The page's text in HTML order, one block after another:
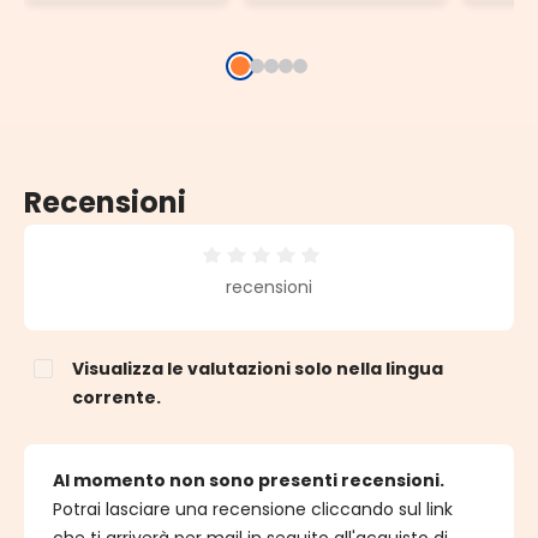
Recensioni
Valutazione media di 0 su 5 stelle
recensioni
Visualizza le valutazioni solo nella lingua
corrente.
Al momento non sono presenti recensioni.
Potrai lasciare una recensione cliccando sul link